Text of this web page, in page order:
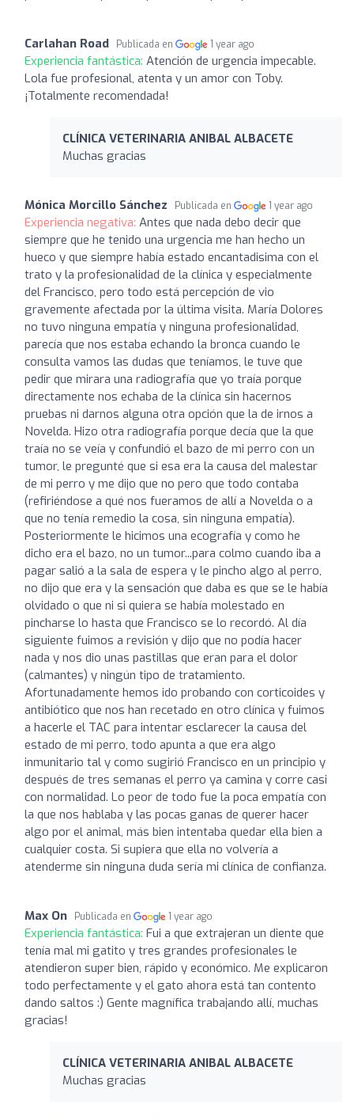
Carlahan Road Publicada en 1 year ago
Experiencia fantástica: Atención de urgencia impecable.
Lola fue profesional, atenta y un amor con Toby.
¡Totalmente recomendada!
CLÍNICA VETERINARIA ANIBAL ALBACETE
Muchas gracias
Mónica Morcillo Sánchez Publicada en 1 year ago
Experiencia negativa: Antes que nada debo decir que
siempre que he tenido una urgencia me han hecho un
hueco y que siempre había estado encantadisima con el
trato y la profesionalidad de la clínica y especialmente
del Francisco, pero todo está percepción de vio
gravemente afectada por la última visita. María Dolores
no tuvo ninguna empatía y ninguna profesionalidad,
parecía que nos estaba echando la bronca cuando le
consulta vamos las dudas que teníamos, le tuve que
pedir que mirara una radiografía que yo traía porque
directamente nos echaba de la clínica sin hacernos
pruebas ni darnos alguna otra opción que la de irnos a
Novelda. Hizo otra radiografía porque decía que la que
traía no se veía y confundió el bazo de mi perro con un
tumor, le pregunté que si esa era la causa del malestar
de mi perro y me dijo que no pero que todo contaba
(refiriéndose a qué nos fueramos de allí a Novelda o a
que no tenía remedio la cosa, sin ninguna empatía).
Posteriormente le hicimos una ecografía y como he
dicho era el bazo, no un tumor...para colmo cuando iba a
pagar salió a la sala de espera y le pincho algo al perro,
no dijo que era y la sensación que daba es que se le había
olvidado o que ni si quiera se había molestado en
pincharse lo hasta que Francisco se lo recordó. Al día
siguiente fuimos a revisión y dijo que no podía hacer
nada y nos dio unas pastillas que eran para el dolor
(calmantes) y ningún tipo de tratamiento.
Afortunadamente hemos ido probando con corticoides y
antibiótico que nos han recetado en otro clínica y fuimos
a hacerle el TAC para intentar esclarecer la causa del
estado de mi perro, todo apunta a que era algo
inmunitario tal y como sugirió Francisco en un principio y
después de tres semanas el perro ya camina y corre casi
con normalidad. Lo peor de todo fue la poca empatía con
la que nos hablaba y las pocas ganas de querer hacer
algo por el animal, más bien intentaba quedar ella bien a
cualquier costa. Si supiera que ella no volvería a
atenderme sin ninguna duda sería mi clínica de confianza.
Max On Publicada en 1 year ago
Experiencia fantástica: Fui a que extrajeran un diente que
tenía mal mi gatito y tres grandes profesionales le
atendieron super bien, rápido y económico. Me explicaron
todo perfectamente y el gato ahora está tan contento
dando saltos :) Gente magnífica trabajando allí, muchas
gracias!
CLÍNICA VETERINARIA ANIBAL ALBACETE
Muchas gracias